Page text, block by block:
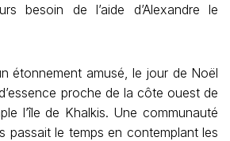
besoin de l’aide d’Alexandre le
étonnement amusé, le jour de Noël
proche de la côte ouest de
l’île de Khalkis. Une communauté
passait le temps en contemplant les